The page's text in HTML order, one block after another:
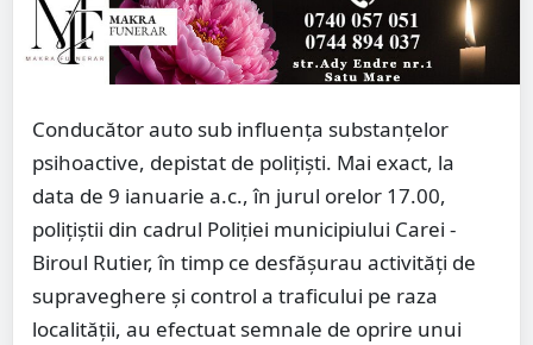
Conducător auto sub influența substanțelor
psihoactive, depistat de polițiști. Mai exact, la
data de 9 ianuarie a.c., în jurul orelor 17.00,
polițiștii din cadrul Poliției municipiului Carei -
Biroul Rutier, în timp ce desfășurau activități de
supraveghere și control a traficului pe raza
localității, au efectuat semnale de oprire unui